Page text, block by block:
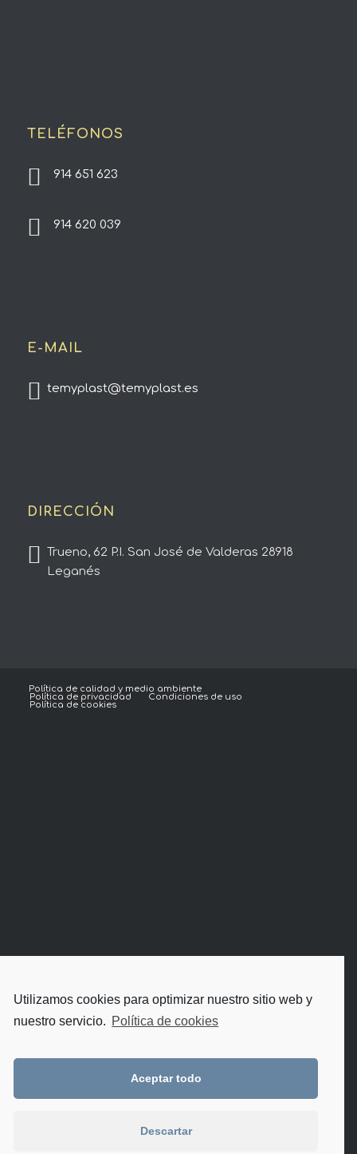
TELÉFONOS
914 651 623
914 620 039
E-MAIL
temyplast@temyplast.es
DIRECCIÓN
Trueno, 62 P.I. San José de Valderas 28918
Leganés
Política de calidad y medio ambiente
Política de privacidad Condiciones de uso
Política de cookies
Utilizamos cookies para optimizar nuestro sitio web y
nuestro servicio. Política de cookies
Aceptar todo
Descartar